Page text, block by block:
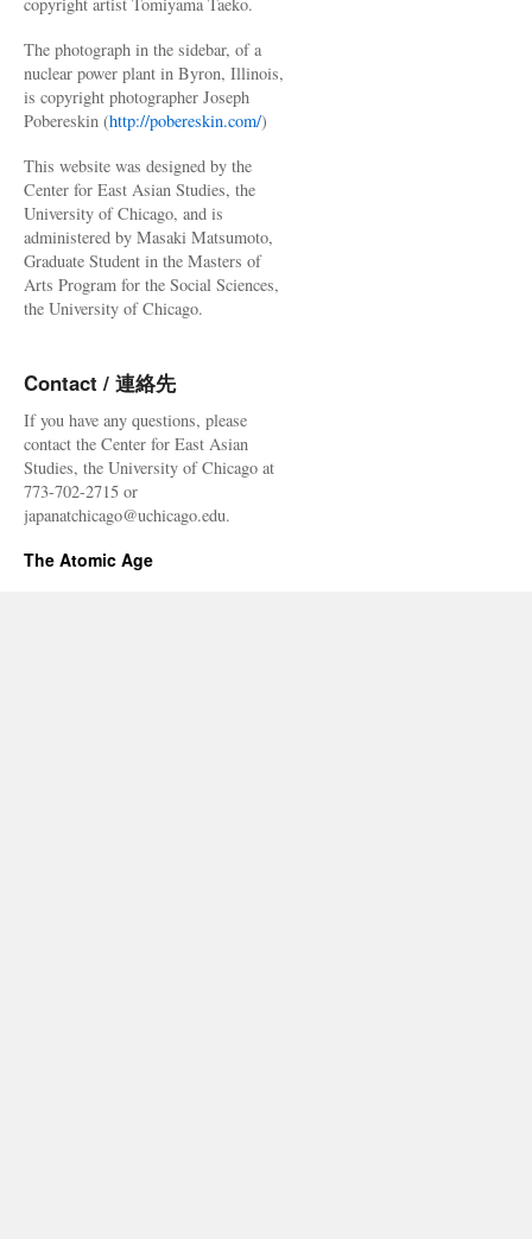
The photograph in the sidebar, of a
nuclear power plant in Byron, Illinois,
is copyright photographer Joseph
Pobereskin (http://pobereskin.com/)
This website was designed by the
Center for East Asian Studies, the
University of Chicago, and is
administered by Masaki Matsumoto,
Graduate Student in the Masters of
Arts Program for the Social Sciences,
the University of Chicago.
Contact / 連絡先
If you have any questions, please
contact the Center for East Asian
Studies, the University of Chicago at
773-702-2715 or
japanatchicago@uchicago.edu.
The Atomic Age